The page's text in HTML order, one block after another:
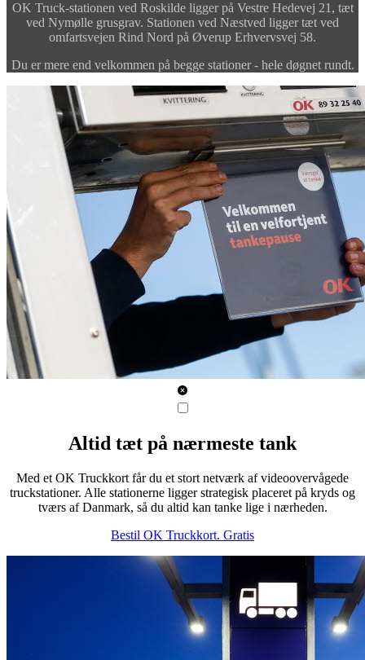
OK Truck-stationen ved Roskilde ligger på Vestre Hedevej 21, tæt
ved Nymølle grusgrav. Stationen ved Næstved ligger tæt ved
omfartsvejen Rind Nord på Øverup Erhvervsvej 58.
Du er mere end velkommen på begge stationer - hele døgnet rundt.
Altid tæt på nærmeste tank
Med et OK Truckkort får du et stort netværk af videoovervågede
truckstationer. Alle stationerne ligger strategisk placeret på kryds og
tværs af Danmark, så du altid kan tanke lige i nærheden.
Bestil OK Truckkort. Gratis